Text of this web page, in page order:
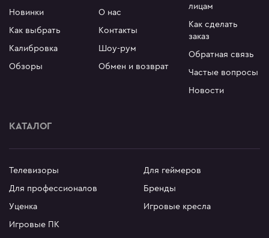
Новинки
Как выбрать
Калибровка
Обзоры
О нас
Контакты
Шоу-рум
Обмен и возврат
лицам
Как сделать
заказ
Обратная связь
Частые вопросы
Новости
КАТАЛОГ
Телевизоры
Для геймеров
Для профессионалов
Бренды
Уценка
Игровые кресла
Игровые ПК